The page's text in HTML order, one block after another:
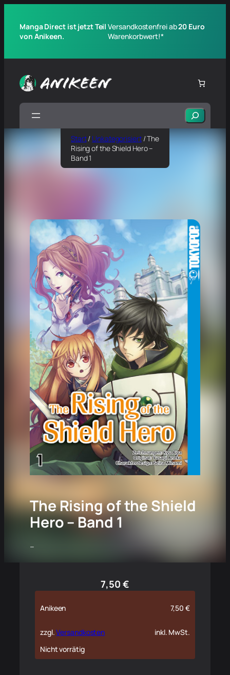
Manga Direct ist jetzt Teil
von Anikeen.
Versandkostenfrei ab20 Euro
Warenkorbwert!*
Suchen
Start/ Unkategorisiert/ The
Rising of the Shield Hero –
Band 1
The Rising of the Shield
Hero – Band 1
–
7,50€
Anikeen 7,50€
zzgl.Versandkosten
inkl. MwSt.
Nicht vorrätig